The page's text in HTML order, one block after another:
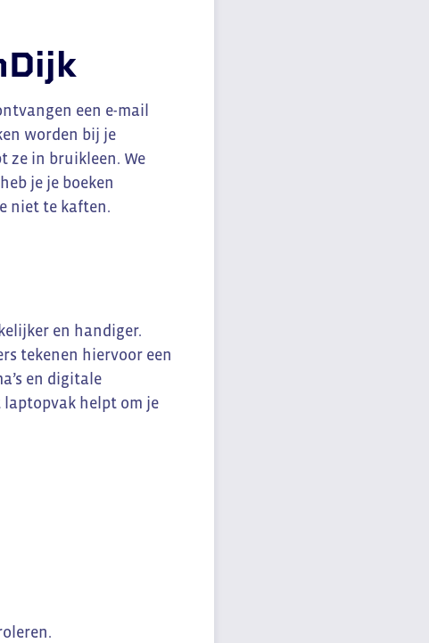
een e-mail
worden bij je
ze in bruikleen. We
je je boeken
niet te kaften.
en handiger.
tekenen hiervoor een
en digitale
laptopvak helpt om je